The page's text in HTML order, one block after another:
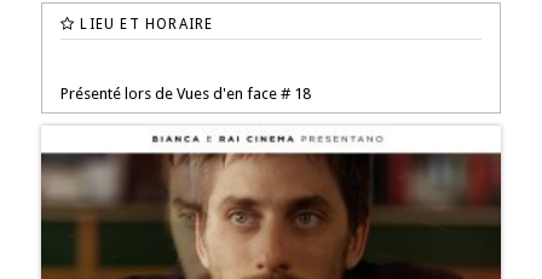
LIEU ET HORAIRE
Présenté lors de Vues d'en face # 18